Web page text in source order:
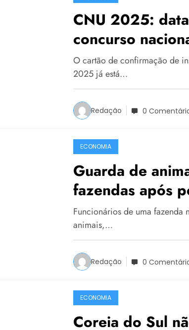
CNU 2025:
concurso
O cartão de confirmação de
2025 já está…
Redação 0
ECONOMIA
Guarda de
fazendas após
Funcionários de uma fazenda
animais,…
Redação 0
ECONOMIA
Coreia do Sul